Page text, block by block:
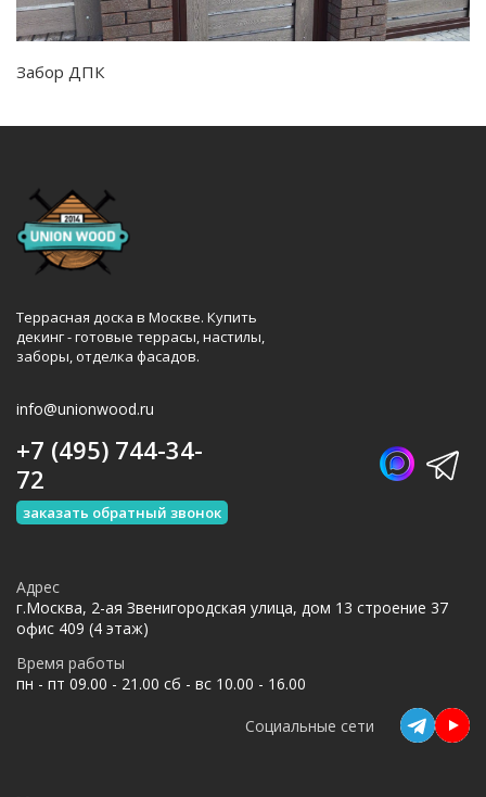
Забор ДПК
Террасная доска в Москве. Купить
декинг - готовые террасы, настилы,
заборы, отделка фасадов.
info@unionwood.ru
+7 (495) 744-34-
72
заказать обратный звонок
Адрес
г.Москва, 2-ая Звенигородская улица, дом 13 строение 37
офис 409 (4 этаж)
Время работы
пн - пт 09.00 - 21.00 сб - вс 10.00 - 16.00
Социальные сети